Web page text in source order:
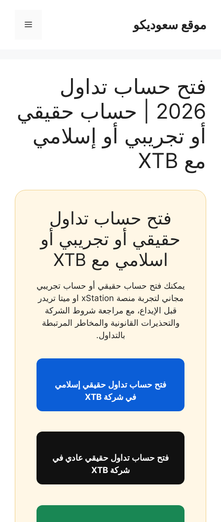
المحتوىموقع سعوديكو القائمة
فتح حساب تداول
2026 | حساب حقيقي
أو تجريبي أو إسلامي
مع XTB
فتح حساب تداول
حقيقي أو تجريبي أو
اسلامي مع XTB
يمكنك فتح حساب حقيقي أو حساب تجريبي
مجاني لتجربة منصة xStation او ميتا تريدر
قبل الإيداع، مع مراجعة شروط الشركة
والتحذيرات القانونية والمخاطر المرتبطة
بالتداول.
فتح حساب تداول حقيقي إسلامي
في شركة XTB
فتح حساب تداول حقيقي عادي في
شركة XTB